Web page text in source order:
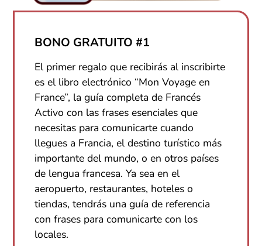
BONO GRATUITO #1
El primer regalo que recibirás al inscribirte
es el libro electrónico “Mon Voyage en
France”, la guía completa de Francés
Activo con las frases esenciales que
necesitas para comunicarte cuando
llegues a Francia, el destino turístico más
importante del mundo, o en otros países
de lengua francesa. Ya sea en el
aeropuerto, restaurantes, hoteles o
tiendas, tendrás una guía de referencia
con frases para comunicarte con los
locales.